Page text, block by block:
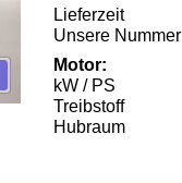
Lieferzeit
Unsere Nummer
Motor:
kW / PS
Treibstoff
Hubraum